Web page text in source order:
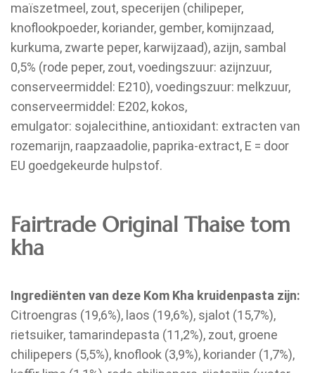
maïszetmeel, zout, specerijen (chilipeper,
knoflookpoeder, koriander, gember, komijnzaad,
kurkuma, zwarte peper, karwijzaad), azijn, sambal
0,5% (rode peper, zout, voedingszuur: azijnzuur,
conserveermiddel: E210), voedingszuur: melkzuur,
conserveermiddel: E202, kokos,
emulgator: sojalecithine, antioxidant: extracten van
rozemarijn, raapzaadolie, paprika-extract, E = door
EU goedgekeurde hulpstof.
Fairtrade Original Thaise tom
kha
Ingrediënten van deze Kom Kha kruidenpasta zijn:
Citroengras (19,6%), laos (19,6%), sjalot (15,7%),
rietsuiker, tamarindepasta (11,2%), zout, groene
chilipepers (5,5%), knoflook (3,9%), koriander (1,7%),